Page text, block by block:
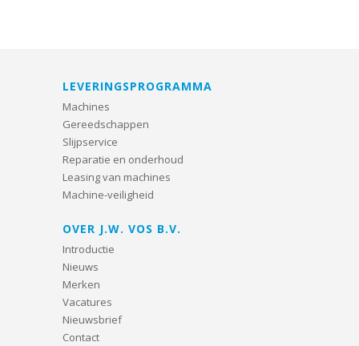
LEVERINGSPROGRAMMA
Machines
Gereedschappen
Slijpservice
Reparatie en onderhoud
Leasing van machines
Machine-veiligheid
OVER J.W. VOS B.V.
Introductie
Nieuws
Merken
Vacatures
Nieuwsbrief
Contact